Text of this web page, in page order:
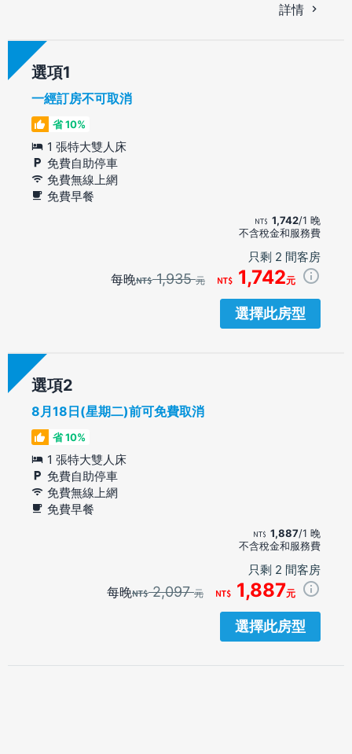
詳情
選項
一經訂房不可取消
省 10%
1 張特大雙人床
免費自助停車
免費無線上網
免費早餐
1,742/1 晚
不含稅金和服務費
只剩 2 間客房
每晚 1,935元 1,742元
選擇此房型
選項
8月18日(星期二)前可免費取消
省 10%
1 張特大雙人床
免費自助停車
免費無線上網
免費早餐
1,887/1 晚
不含稅金和服務費
只剩 2 間客房
每晚 2,097元 1,887元
選擇此房型